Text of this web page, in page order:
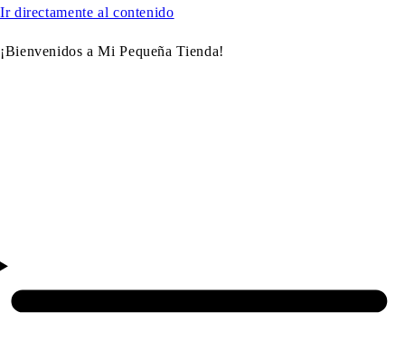
Ir directamente al contenido
¡Bienvenidos a Mi Pequeña Tienda!